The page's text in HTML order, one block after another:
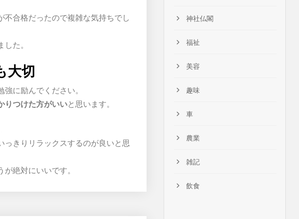
不合格だったので複雑な気持ちでし
た。
大切
に励んでください。
りつけた方がいいと思います。
きりリラックスするのが良いと思
絶対にいいです。
神社仏閣
福祉
美容
趣味
車
農業
雑記
飲食